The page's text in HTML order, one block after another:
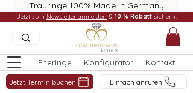
Trauringe 100% Made in Germany
Eheringe Konfigurator Kontakt
Jetzt Termin buchen Einfach anrufen
Jetzt zum Newsletter anmelden & 10 % Rabatt sichern!